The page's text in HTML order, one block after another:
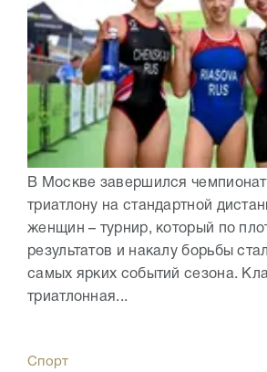
В Москве завершился
триатлону на стандартной
женщин – турнир, который по
результатов и накалу борьбы
самых ярких событий сезона.
триатлонная...
Спорт